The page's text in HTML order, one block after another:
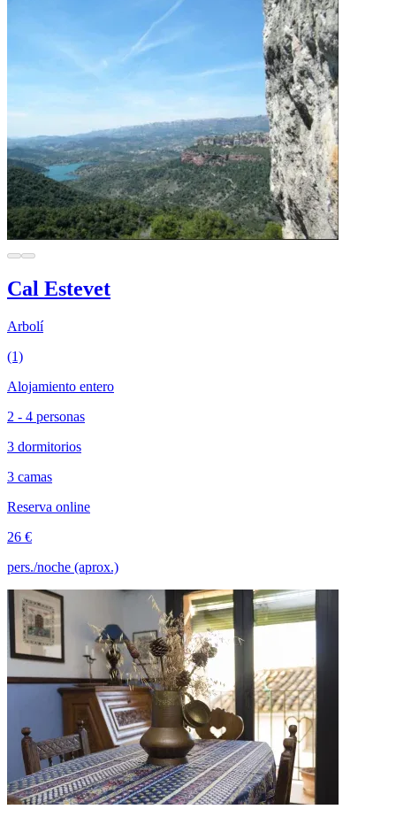
Cal Estevet
Arbolí
(1)
Alojamiento entero
2 - 4 personas
3 dormitorios
3 camas
Reserva online
26 €
pers./noche (aprox.)